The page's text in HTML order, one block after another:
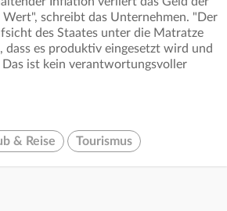
schreibt das Unternehmen. "Der
des Staates unter die Matratze
dass es produktiv eingesetzt wird und
ist kein verantwortungsvoller
& Reise Tourismus